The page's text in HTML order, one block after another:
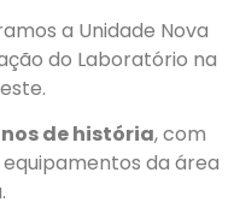
a Unidade Nova
do Laboratório na
de história, com
da área